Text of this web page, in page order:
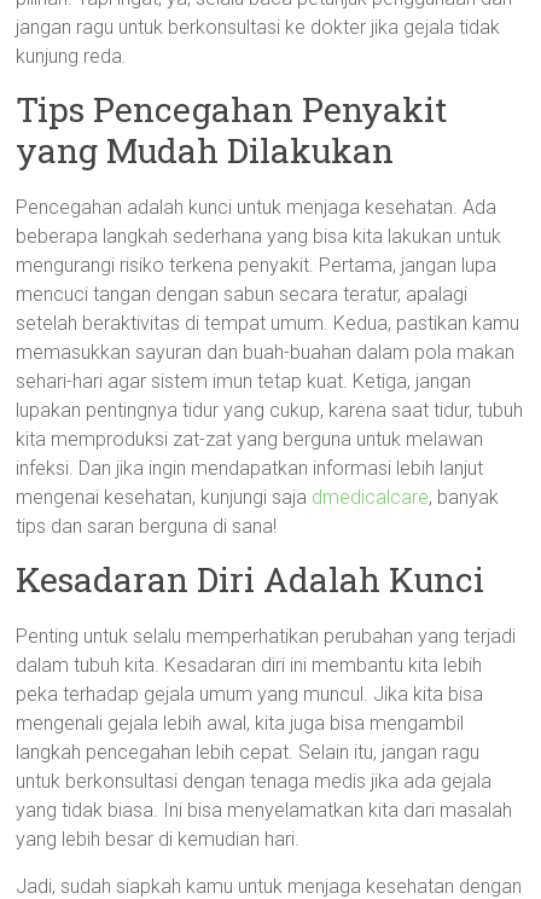
jangan ragu untuk berkonsultasi ke dokter jika gejala tidak
kunjung reda.
Tips Pencegahan Penyakit
yang Mudah Dilakukan
Pencegahan adalah kunci untuk menjaga kesehatan. Ada
beberapa langkah sederhana yang bisa kita lakukan untuk
mengurangi risiko terkena penyakit. Pertama, jangan lupa
mencuci tangan dengan sabun secara teratur, apalagi
setelah beraktivitas di tempat umum. Kedua, pastikan kamu
memasukkan sayuran dan buah-buahan dalam pola makan
sehari-hari agar sistem imun tetap kuat. Ketiga, jangan
lupakan pentingnya tidur yang cukup, karena saat tidur, tubuh
kita memproduksi zat-zat yang berguna untuk melawan
infeksi. Dan jika ingin mendapatkan informasi lebih lanjut
mengenai kesehatan, kunjungi saja dmedicalcare, banyak
tips dan saran berguna di sana!
Kesadaran Diri Adalah Kunci
Penting untuk selalu memperhatikan perubahan yang terjadi
dalam tubuh kita. Kesadaran diri ini membantu kita lebih
peka terhadap gejala umum yang muncul. Jika kita bisa
mengenali gejala lebih awal, kita juga bisa mengambil
langkah pencegahan lebih cepat. Selain itu, jangan ragu
untuk berkonsultasi dengan tenaga medis jika ada gejala
yang tidak biasa. Ini bisa menyelamatkan kita dari masalah
yang lebih besar di kemudian hari.
Jadi, sudah siapkah kamu untuk menjaga kesehatan dengan